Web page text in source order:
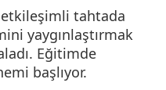
etkileşimli tahtada
yaygınlaştırmak
Eğitimde
başlıyor.